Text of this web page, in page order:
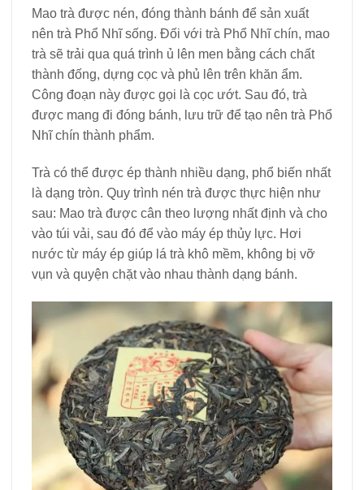
Mao trà được nén, đóng thành bánh để sản xuất
nên trà Phổ Nhĩ sống. Đối với trà Phổ Nhĩ chín, mao
trà sẽ trải qua quá trình ủ lên men bằng cách chất
thành đống, dựng cọc và phủ lên trên khăn ẩm.
Công đoạn này được gọi là cọc ướt. Sau đó, trà
được mang đi đóng bánh, lưu trữ để tạo nên trà Phổ
Nhĩ chín thành phẩm.
Trà có thể được ép thành nhiều dạng, phổ biến nhất
là dạng tròn. Quy trình nén trà được thực hiện như
sau: Mao trà được cân theo lượng nhất định và cho
vào túi vải, sau đó để vào máy ép thủy lực. Hơi
nước từ máy ép giúp lá trà khô mềm, không bị vỡ
vụn và quyện chặt vào nhau thành dạng bánh.